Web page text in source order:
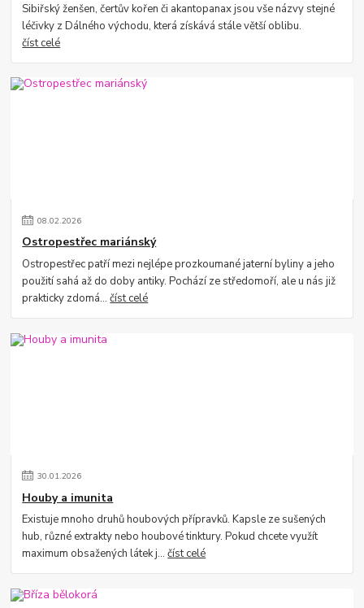
Sibiřský ženšen, čertův kořen či akantopanax jsou vše názvy stejné
léčivky z Dálného východu, která získává stále větší oblibu.
číst celé
08.02.2026
Ostropestřec mariánský
Ostropestřec patří mezi nejlépe prozkoumané jaterní byliny a jeho
použití sahá až do doby antiky. Pochází ze středomoří, ale u nás již
prakticky zdomá...číst celé
30.01.2026
Houby a imunita
Existuje mnoho druhů houbových přípravků. Kapsle ze sušených
hub, různé extrakty nebo houbové tinktury. Pokud chcete využít
maximum obsažených látek j...číst celé